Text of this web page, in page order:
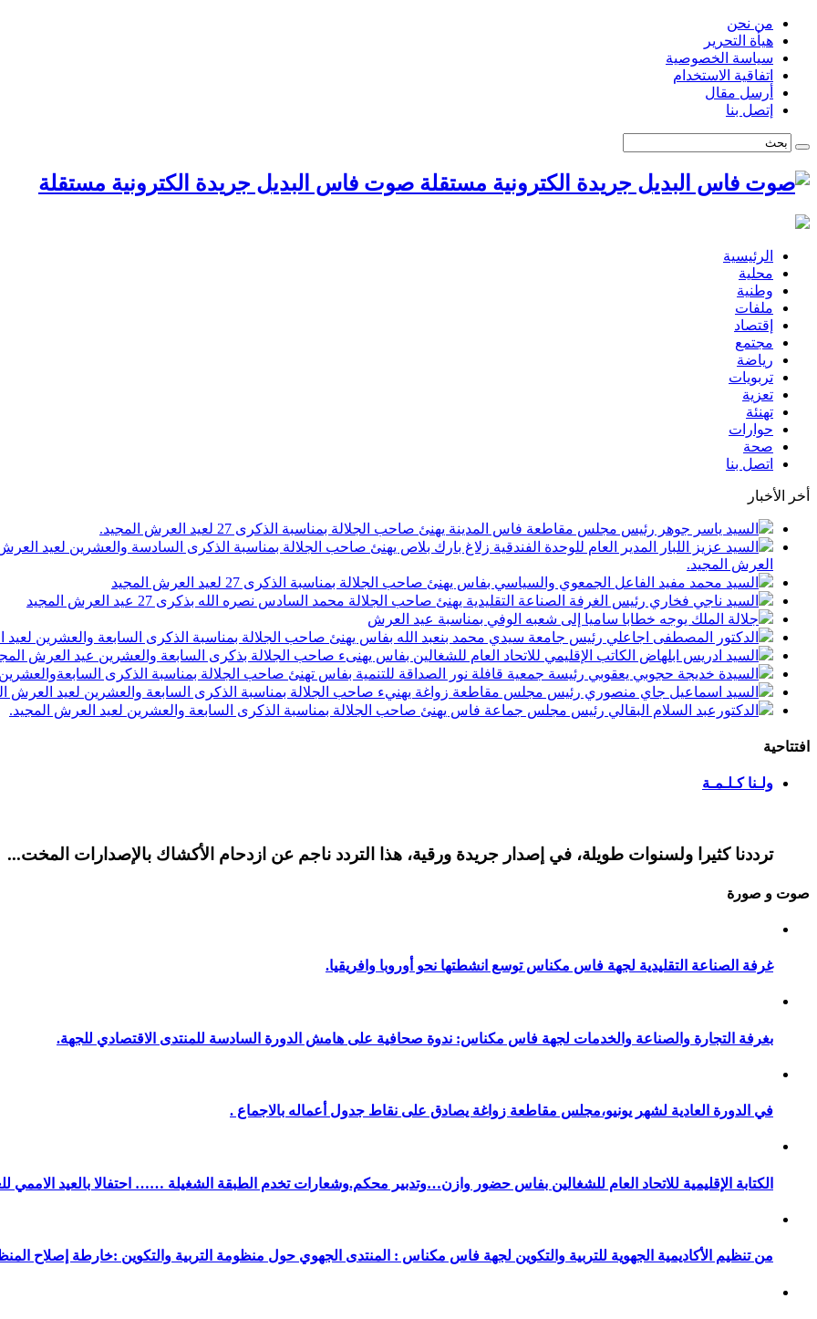
من نحن
هيأة التحرير
سياسة الخصوصية
اتفاقية الاستخدام
أرسل مقال
إتصل بنا
صوت فاس البديل جريدة الكترونية مستقلة
الرئيسية
محلية
وطنية
ملفات
إقتصاد
مجتمع
رياضة
تربويات
تعزية
تهنئة
حوارات
صحة
اتصل بنا
أخر الأخبار
السيد ياسر جوهر رئيس مجلس مقاطعة فاس المدينة يهنئ صاحب الجلالة بمناسبة الذكرى 27 لعيد العرش المجيد.
السيد عزيز اللبار المدير العام للوحدة الفندقية زلاغ بارك بلاص يهنئ صاحب الجلالة بمناسبة الذكرى السادسة والعشرين لعيد
العرش المجيد.
السيد محمد مفيد الفاعل الجمعوي والسياسي بفاس يهنئ صاحب الجلالة بمناسبة الذكرى 27 لعيد العرش المجيد
السيد ناجي فخاري رئيس الغرفة الصناعة التقليدية يهنئ صاحب الجلالة محمد السادس نصره الله بذكرى 27 عيد العرش المجيد
جلالة الملك يوجه خطابا ساميا إلى شعبه الوفي بمناسبة عيد العرش
الدكتور المصطفى اجاعلي رئيس جامعة سيدي محمد بنعبد الله بفاس يهنئ صاحب الجلالة بمناسبة الذكرى السابعة والعشرين لعيد
السيد ادريس ابلهاض الكاتب الإقليمي للاتحاد العام للشغالين بفاس يهنىء صاحب الجلالة بذكرى السابعة والعشرين عيد العرش
السيدة خديجة حجوبي يعقوبي رئيسة جمعية قافلة نور الصداقة للتنمية بفاس تهنئ صاحب الجلالة بمناسبة الذكرى
السيد اسماعيل جاي منصوري رئيس مجلس مقاطعة زواغة يهنيء صاحب الجلالة بمناسبة الذكرى السابعة والعشرين لعيد العرش
الدكتورعبد السلام البقالي رئيس مجلس جماعة فاس يهنئ صاحب الجلالة بمناسبة الذكرى السابعة والعشرين لعيد العرش المجيد.
افتتاحية
ولـنا كـلـمـة
ترددنا كثيرا ولسنوات طويلة، في إصدار جريدة ورقية، هذا التردد ناجم عن ازدحام الأكشاك بالإصدارات المخت...
صوت و صورة
غرفة الصناعة التقليدية لجهة فاس مكناس توسع انشطتها نحو أوروبا وافريقيا.
بغرفة التجارة والصناعة والخدمات لجهة فاس مكناس: ندوة صحافية على هامش الدورة السادسة للمنتدى الاقتصادي للجهة.
في الدورة العادية لشهر يونيو،مجلس مقاطعة زواغة يصادق على نقاط جدول أعماله بالاجماع .
الكتابة الإقليمية للاتحاد العام للشغالين بفاس حضور وازن…وتدبير محكم.وشعارات تخدم الطبقة الشغيلة …… احتفالا بالعيد الاممي
من تنظيم الأكاديمية الجهوية للتربية والتكوين لجهة فاس مكناس : المنتدى الجهوي حول منظومة التربية والتكوين :خارطة إصلاح